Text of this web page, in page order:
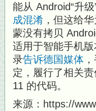
能从 Android“升级
成混淆 ，但这给
蒙没有拷贝
适用于智能手机
录告诉德国媒体
定，履行了相关
11 的代码。
来源：https://